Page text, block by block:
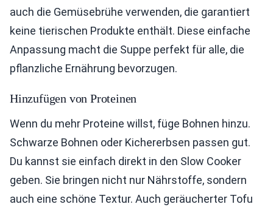
auch die Gemüsebrühe verwenden, die garantiert
keine tierischen Produkte enthält. Diese einfache
Anpassung macht die Suppe perfekt für alle, die
pflanzliche Ernährung bevorzugen.
Hinzufügen von Proteinen
Wenn du mehr Proteine willst, füge Bohnen hinzu.
Schwarze Bohnen oder Kichererbsen passen gut.
Du kannst sie einfach direkt in den Slow Cooker
geben. Sie bringen nicht nur Nährstoffe, sondern
auch eine schöne Textur. Auch geräucherter Tofu